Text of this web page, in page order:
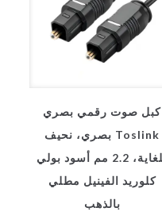
كبل صوت رقمي بصري
Toslink بصري، نحيف
للغاية، 2.2 مم أسود بولي
كلوريد الفينيل مطلي
بالذهب